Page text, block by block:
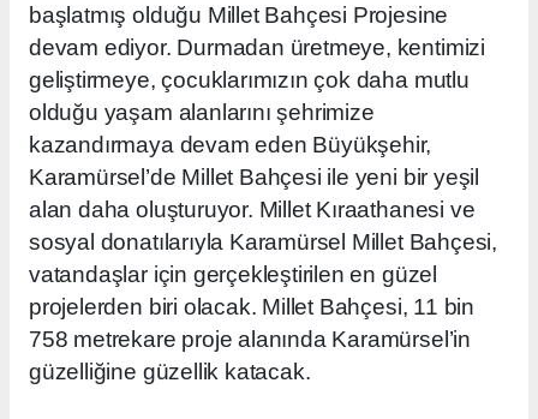
başlatmış olduğu Millet Bahçesi Projesine
devam ediyor. Durmadan üretmeye, kentimizi
geliştirmeye, çocuklarımızın çok daha mutlu
olduğu yaşam alanlarını şehrimize
kazandırmaya devam eden Büyükşehir,
Karamürsel’de Millet Bahçesi ile yeni bir yeşil
alan daha oluşturuyor. Millet Kıraathanesi ve
sosyal donatılarıyla Karamürsel Millet Bahçesi,
vatandaşlar için gerçekleştirilen en güzel
projelerden biri olacak. Millet Bahçesi, 11 bin
758 metrekare proje alanında Karamürsel’in
güzelliğine güzellik katacak.